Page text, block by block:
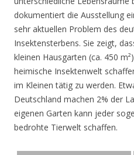
dokumentiert die Ausstellung
sehr aktuellen Problem des
Insektensterbens. Sie zeigt,
kleinen Hausgarten (ca. 450
heimische Insektenwelt
im Kleinen tätig zu werden.
Deutschland machen 2% der
eigenen Garten kann jeder
bedrohte Tierwelt schaffen.